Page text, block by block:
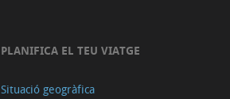
PLANIFICA EL TEU VIATGE
Situació geogràfica